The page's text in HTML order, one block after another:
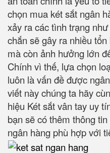
chọn mua két sắt ngân
xảy ra các tình trạng
chắn sẽ gây ra nhiều
mà còn ảnh hưởng lớn
Chính vì thế, lựa chọn
luôn là vấn đề được
viết này chúng ta hãy
hiệu Két sắt vân tay uy
bạn sẽ có thêm thông
ngân hàng phù hợp với